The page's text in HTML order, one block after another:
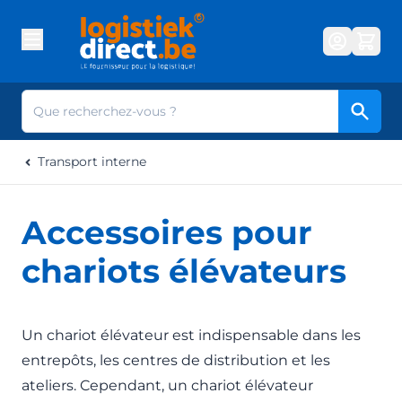
Transport interne
Accessoires pour
chariots élévateurs
Un chariot élévateur est indispensable dans les
entrepôts, les centres de distribution et les
ateliers. Cependant, un chariot élévateur